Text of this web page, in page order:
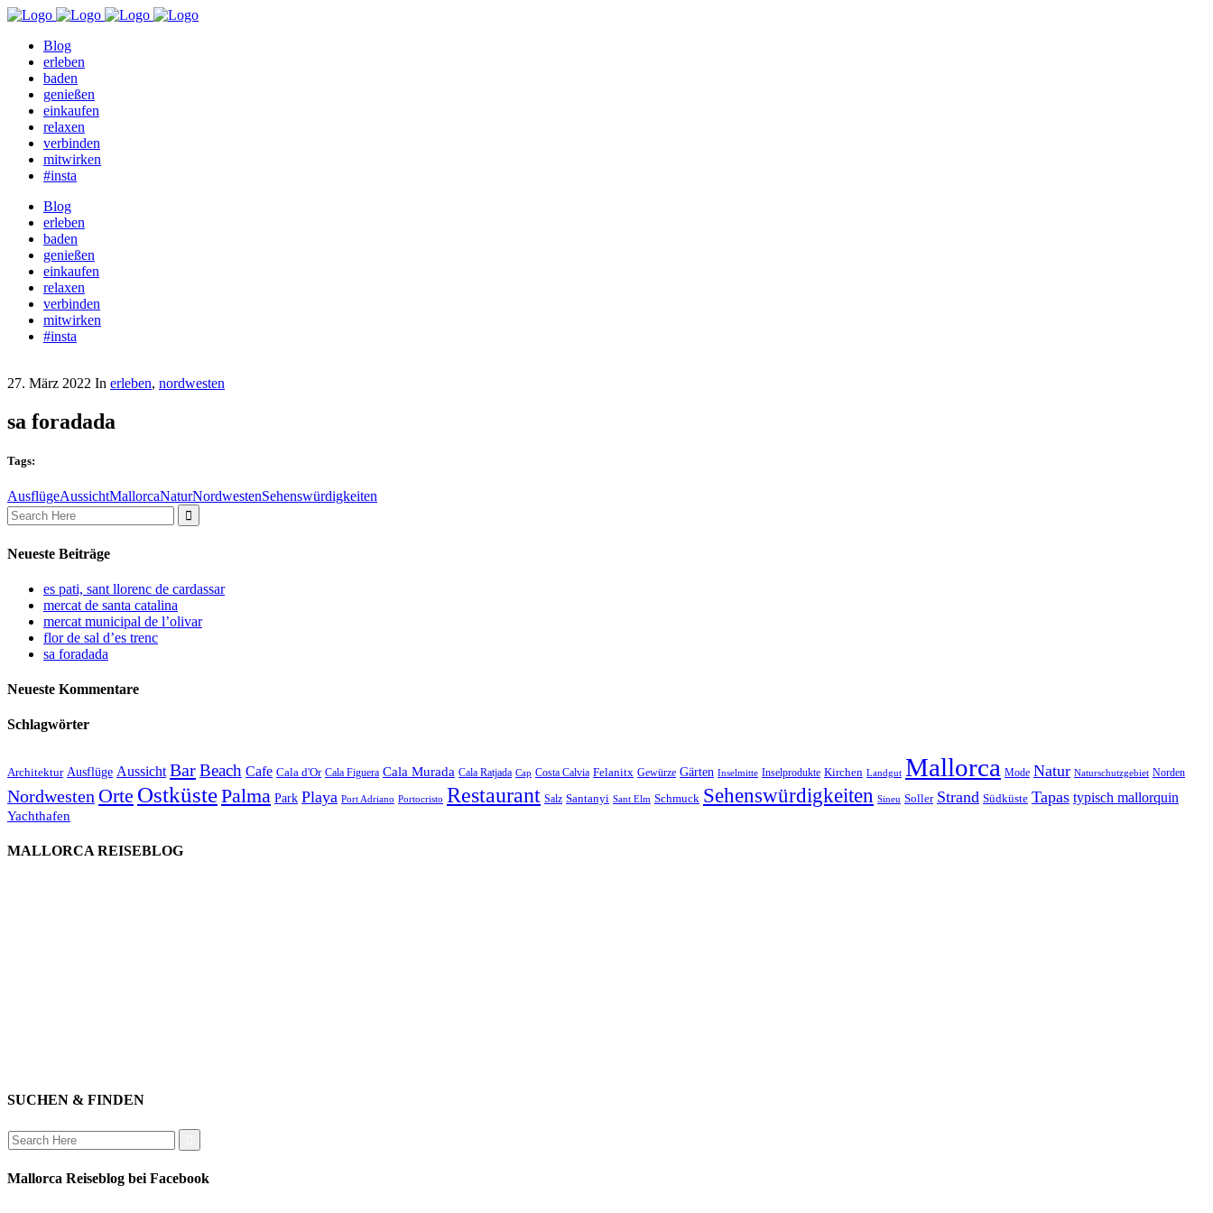
Blog
erleben
baden
genießen
einkaufen
relaxen
verbinden
mitwirken
#insta
Blog
erleben
baden
genießen
einkaufen
relaxen
verbinden
mitwirken
#insta
27. März 2022 In erleben, nordwesten
sa foradada
Tags:
AusflügeAussichtMallorcaNaturNordwestenSehenswürdigkeiten
Search
for:
Neueste Beiträge
es pati, sant llorenc de cardassar
mercat de santa catalina
mercat municipal de l’olivar
flor de sal d’es trenc
sa foradada
Neueste Kommentare
Schlagwörter
Architektur Ausflüge Aussicht BarBeach Cafe Cala d'Or Cala Figuera Cala Murada Cala Ratjada Cap Costa Calvia Felanitx Gewürze Gärten Inselmitte Inselprodukte Kirchen Landgut Mallorca Mode Natur Naturschutzgebiet Norden
Nordwesten Orte OstküstePalma Park Playa Port Adriano Portocristo Restaurant Salz Santanyi Sant Elm Schmuck Sehenswürdigkeiten Sineu Soller Strand Südküste Tapas typisch mallorquin
Yachthafen
MALLORCA REISEBLOG
SUCHEN & FINDEN
Search
for:
Mallorca Reiseblog bei Facebook